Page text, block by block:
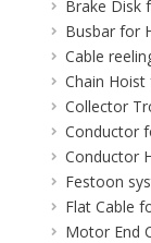
Brake Disk
Busbar for
Cable
Chain Hoist
Collector
Conductor
Conductor
Festoon
Flat Cable
Motor End